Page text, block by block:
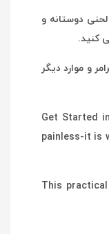
دوستانه و
کنید.
و موارد دیگر
Get Started
painless-it is
This